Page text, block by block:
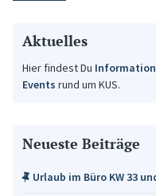
Aktuelles
Hier findest Du
Events rund um KUS.
Neueste Beiträge
Urlaub im Büro KW 33